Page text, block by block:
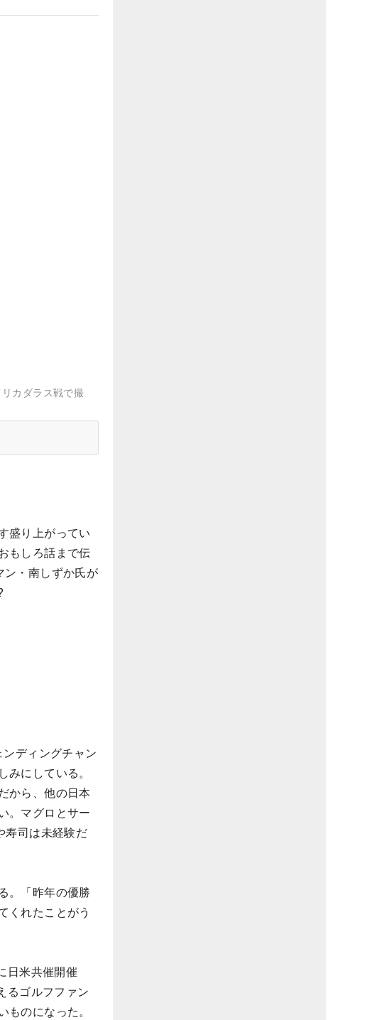
カダラス戦で撮
盛り上がってい
もしろ話まで伝
ン・南しずか氏が
ディングチャン
にしている。
から、他の日本
。マグロとサー
寿司は未経験だ
。「昨年の優勝
くれたことがう
日米共催開催
るゴルフファン
のになった。